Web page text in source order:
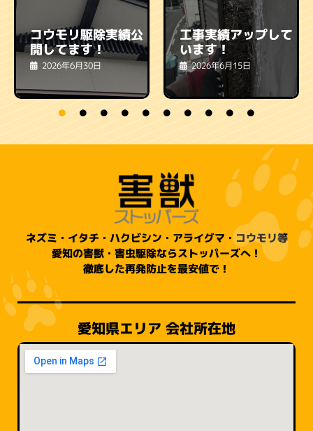
コウモリ駆除実績公
開してます！
2026年6月30日
工事実績アップして
います！
2026年6月15日
ネズミ・イタチ・ハクビシン・アライグマ・コウモリ等
愛知の害獣・害虫駆除ならストッパーズへ！
徹底した再発防止を最安値で！
愛知県エリア 会社所在地